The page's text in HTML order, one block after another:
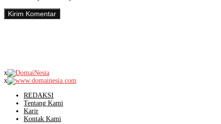
x
x
REDAKSI
Tentang Kami
Karir
Kontak Kami